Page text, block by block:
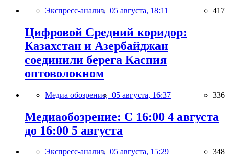
Экспресс-анализ, 05 августа, 18:11 417
Цифровой Средний коридор:
Казахстан и Азербайджан
соединили берега Каспия
оптоволокном
Медиа обозрение, 05 августа, 16:37 336
Медиаобозрение: С 16:00 4 августа
до 16:00 5 августа
Экспресс-анализ, 05 августа, 15:29 348